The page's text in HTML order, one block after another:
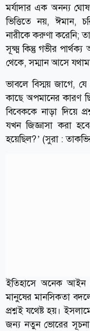
মর্যাদার এক অনন্য
ভিত্তিতে নয়, ঈমান,
নারীকে করুণা করেনি;
সূক্ষ্ম কিন্তু গভীর
থেকে, সম্মান আসে
ভাবলে বিস্ময় জাগে,
কাছে অপমানের কারণ
বিবেককে নাড়া দিয়ে
যখন জিজ্ঞাসা করা
হয়েছিল?’ (সুরা :
ইতিহাসে অনেক আইন
মানুষের মানসিকতা
প্রশ্নই যথেষ্ট হয়।
জন্য নতুন ভোরের সূচনা